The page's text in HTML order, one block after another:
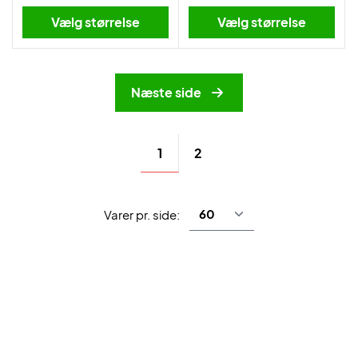
Vælg størrelse Vælg størrelse
Næste side
1 2
Varer pr. side: